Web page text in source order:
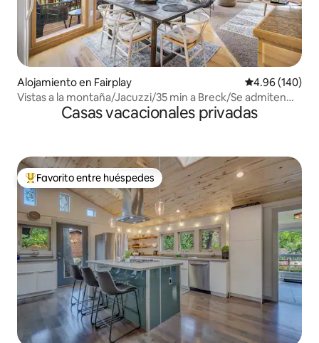
Alojamiento en Fairplay Calificación
4.96 (140)
Vistas a la montaña/Jacuzzi/35 min a Breck/Se admiten
mascotasCasas vacacionales privadas
Favorito entre huéspedes preferido
Favorito entre huéspedes